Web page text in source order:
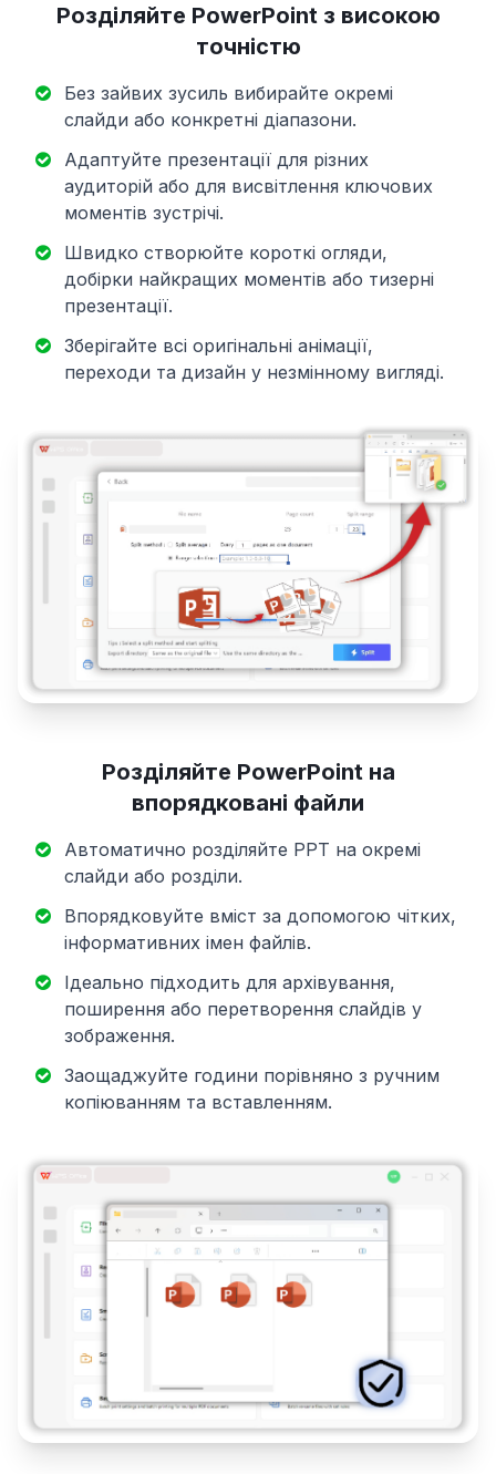
Розділяйте PowerPoint з високою
точністю
Без зайвих зусиль вибирайте окремі
слайди або конкретні діапазони.
Адаптуйте презентації для різних
аудиторій або для висвітлення ключових
моментів зустрічі.
Швидко створюйте короткі огляди,
добірки найкращих моментів або тизерні
презентації.
Зберігайте всі оригінальні анімації,
переходи та дизайн у незмінному вигляді.
Розділяйте PowerPoint на
впорядковані файли
Автоматично розділяйте PPT на окремі
слайди або розділи.
Впорядковуйте вміст за допомогою чітких,
інформативних імен файлів.
Ідеально підходить для архівування,
поширення або перетворення слайдів у
зображення.
Заощаджуйте години порівняно з ручним
копіюванням та вставленням.